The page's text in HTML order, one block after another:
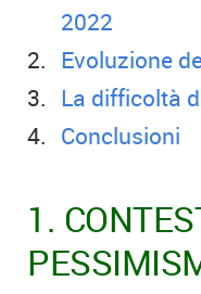
2022
Evoluzione
La difficoltà
Conclusioni
1.